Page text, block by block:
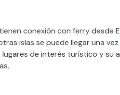
conexión con ferry desde
islas se puede llegar una
de interés turístico y